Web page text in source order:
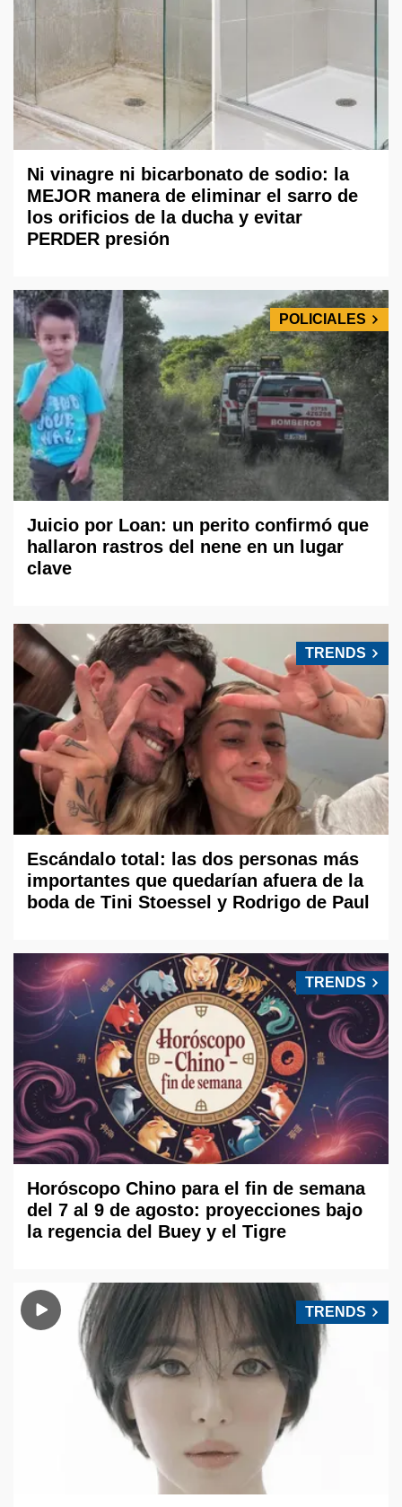
Ni vinagre ni bicarbonato de sodio: la
MEJOR manera de eliminar el sarro de
los orificios de la ducha y evitar
PERDER presión
POLICIALES
Juicio por Loan: un perito confirmó que
hallaron rastros del nene en un lugar
clave
TRENDS
Escándalo total: las dos personas más
importantes que quedarían afuera de la
boda de Tini Stoessel y Rodrigo de Paul
TRENDS
Horóscopo Chino para el fin de semana
del 7 al 9 de agosto: proyecciones bajo
la regencia del Buey y el Tigre
TRENDS